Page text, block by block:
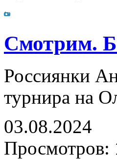
Смотрим.
Россиянки
турнира на
03.08.2024
Просмотров: